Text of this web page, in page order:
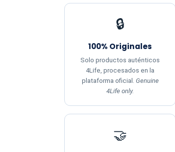
🔒
100% Originales
Solo productos auténticos
4Life, procesados en la
plataforma oficial. Genuine
4Life only.
🤝